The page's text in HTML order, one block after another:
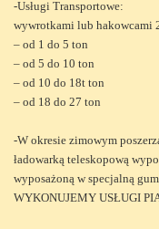
-Usługi Transportowe:
wywrotkami lub hakowcami
– od 1 do 5 ton
– od 5 do 10 ton
– od 10 do 18t ton
– od 18 do 27 ton
-W okresie zimowym
ładowarką teleskopową
wyposażoną w specjalną
WYKONUJEMY USŁUGI